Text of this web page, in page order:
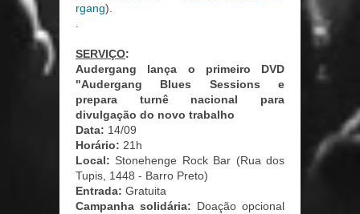
rgang).
SERVIÇO:
Audergang lança o primeiro DVD
"Audergang Blues Sessions e
prepara turnê nacional para
divulgação do novo trabalho
Data: 14/09
Horário: 21h
Local: Stonehenge Rock Bar (Rua dos
Tupis, 1448 - Barro Preto)
Entrada: Gratuita
Campanha solidária: Doação opcional